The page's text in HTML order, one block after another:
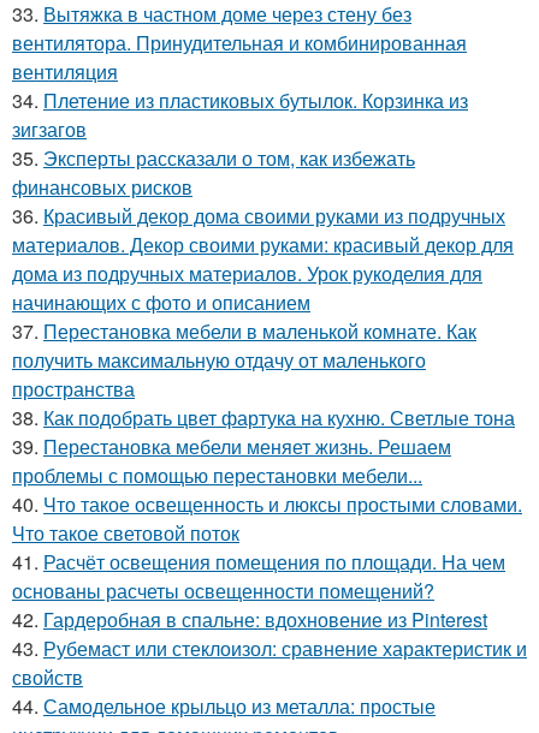
33. Вытяжка в частном доме через стену без
вентилятора. Принудительная и комбинированная
вентиляция
34. Плетение из пластиковых бутылок. Корзинка из
зигзагов
35. Эксперты рассказали о том, как избежать
финансовых рисков
36. Красивый декор дома своими руками из подручных
материалов. Декор своими руками: красивый декор для
дома из подручных материалов. Урок рукоделия для
начинающих с фото и описанием
37. Перестановка мебели в маленькой комнате. Как
получить максимальную отдачу от маленького
пространства
38. Как подобрать цвет фартука на кухню. Светлые тона
39. Перестановка мебели меняет жизнь. Решаем
проблемы с помощью перестановки мебели...
40. Что такое освещенность и люксы простыми словами.
Что такое световой поток
41. Расчёт освещения помещения по площади. На чем
основаны расчеты освещенности помещений?
42. Гардеробная в спальне: вдохновение из Pinterest
43. Рубемаст или стеклоизол: сравнение характеристик и
свойств
44. Самодельное крыльцо из металла: простые